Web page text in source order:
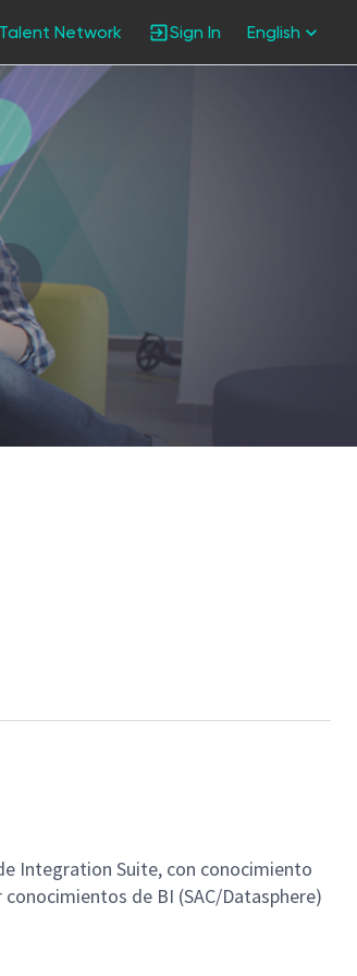
Network Sign In English
Integration Suite, con conocimiento
de BI (SAC/Datasphere)